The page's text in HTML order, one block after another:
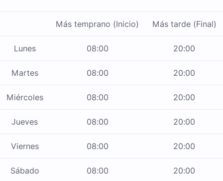
Más temprano (Inicio) Más tarde (Final)
Lunes 08:00 20:00
Martes 08:00 20:00
Miércoles 08:00 20:00
Jueves 08:00 20:00
Viernes 08:00 20:00
Sábado 08:00 20:00